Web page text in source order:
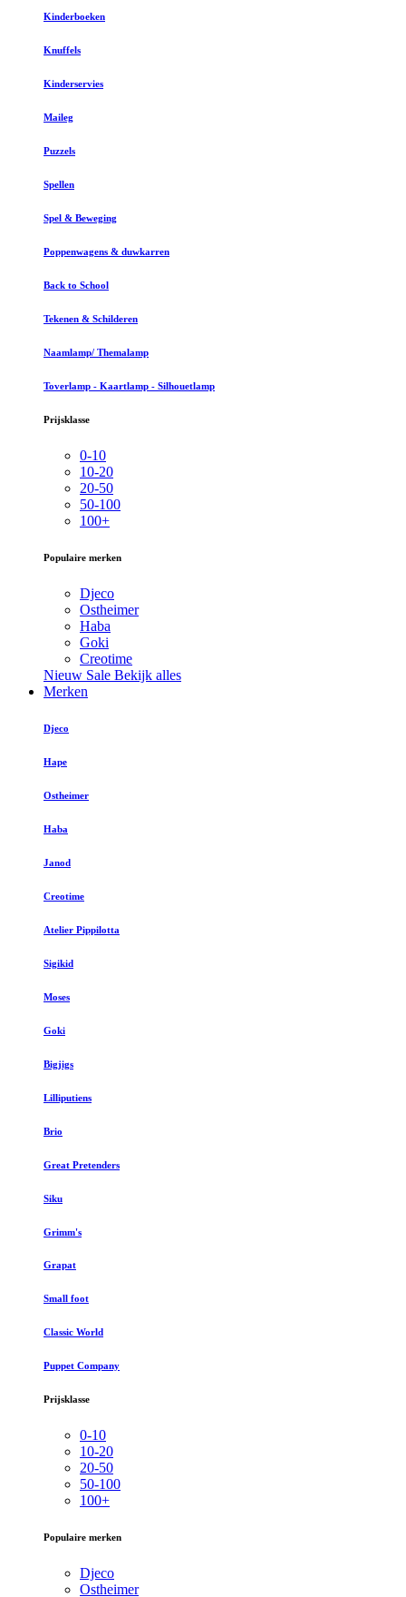
Kinderboeken
Knuffels
Kinderservies
Maileg
Puzzels
Spellen
Spel & Beweging
Poppenwagens & duwkarren
Back to School
Tekenen & Schilderen
Naamlamp/ Themalamp
Toverlamp - Kaartlamp - Silhouetlamp
Prijsklasse
0-10
10-20
20-50
50-100
100+
Populaire merken
Djeco
Ostheimer
Haba
Goki
Creotime
Nieuw Sale Bekijk alles
Merken
Djeco
Hape
Ostheimer
Haba
Janod
Creotime
Atelier Pippilotta
Sigikid
Moses
Goki
Bigjigs
Lilliputiens
Brio
Great Pretenders
Siku
Grimm's
Grapat
Small foot
Classic World
Puppet Company
Prijsklasse
0-10
10-20
20-50
50-100
100+
Populaire merken
Djeco
Ostheimer